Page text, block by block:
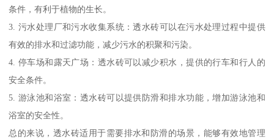
条件，有利于植物的生长。
3. 污水处理厂和污水收集系统：透水砖可以在污水处理过程中提供
有效的排水和过滤功能，减少污水的积聚和污染。
4. 停车场和露天广场：透水砖可以减少积水，提供的行车和行人的
安全条件。
5. 游泳池和浴室：透水砖可以提供防滑和排水功能，增加游泳池和
浴室的安全性。
总的来说，透水砖适用于需要排水和防滑的场景，能够有效地管理